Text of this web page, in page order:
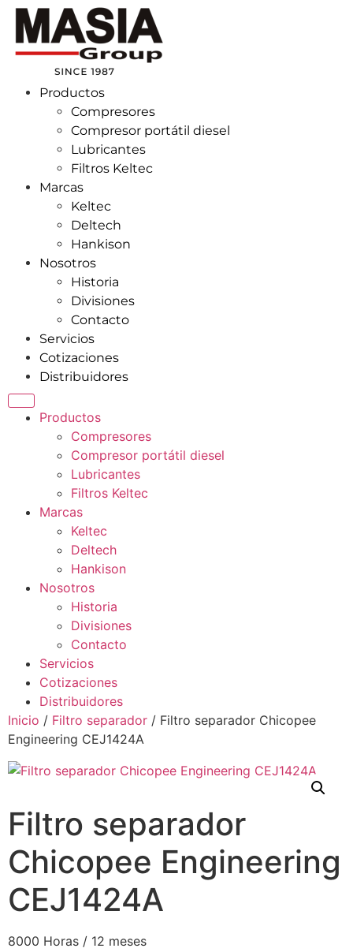
Productos
Compresores
Compresor portátil diesel
Lubricantes
Filtros Keltec
Marcas
Keltec
Deltech
Hankison
Nosotros
Historia
Divisiones
Contacto
Servicios
Cotizaciones
Distribuidores
Productos
Compresores
Compresor portátil diesel
Lubricantes
Filtros Keltec
Marcas
Keltec
Deltech
Hankison
Nosotros
Historia
Divisiones
Contacto
Servicios
Cotizaciones
Distribuidores
Inicio / Filtro separador / Filtro separador Chicopee
Engineering CEJ1424A
Filtro separador
Chicopee Engineering
CEJ1424A
8000 Horas / 12 meses